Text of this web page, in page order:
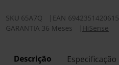
SKU 65A7Q EAN 6942351420615
GARANTIA 36 Meses
HiSense
Descrição Especificação